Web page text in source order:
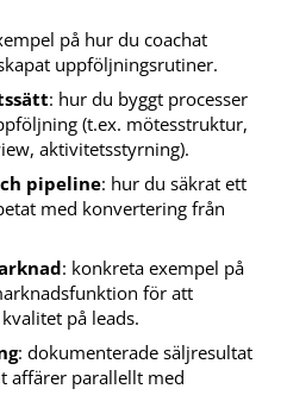
på hur du coachat
uppföljningsrutiner.
: hur du byggt processer
(t.ex. mötesstruktur,
aktivitetsstyrning).
pipeline: hur du säkrat ett
med konvertering från
: konkreta exempel på
för att
på leads.
: dokumenterade säljresultat
affärer parallellt med